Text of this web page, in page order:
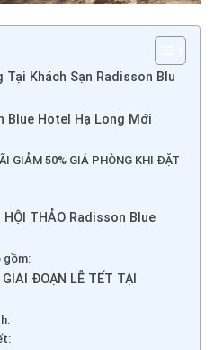
Tại Khách Sạn Radisson Blu
Blue Hotel Hạ Long Mới
GIẢM 50% GIÁ PHÒNG KHI ĐẶT
HỘI THẢO Radisson Blue
gồm:
ĐOẠN LỄ TẾT TẠI